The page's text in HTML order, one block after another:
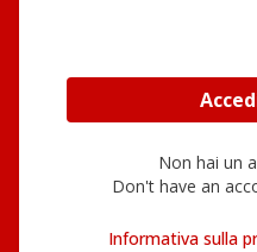
Non hai un
Don't have an
Informativa sulla